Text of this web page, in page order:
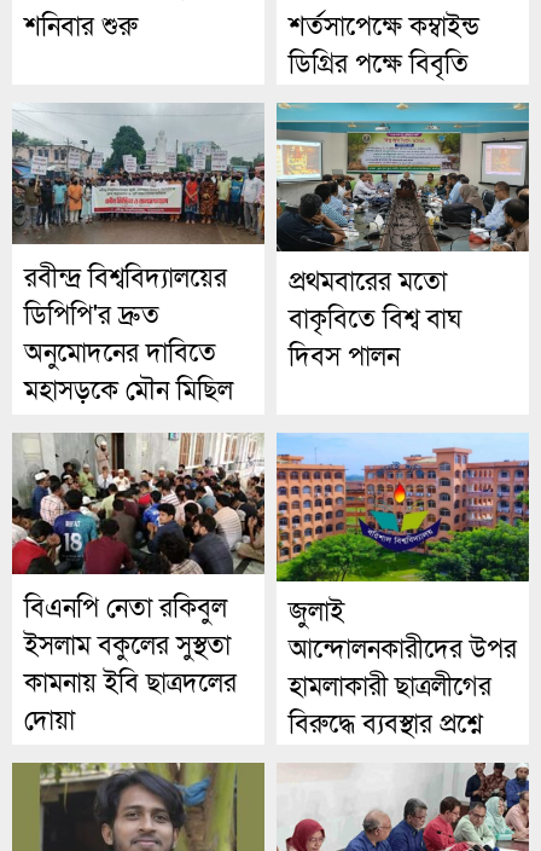
শনিবার শুরু
শর্তসাপেক্ষে কম্বাইন্ড
ডিগ্রির পক্ষে বিবৃতি
রবীন্দ্র বিশ্ববিদ্যালয়ের
ডিপিপি'র দ্রুত
অনুমোদনের দাবিতে
মহাসড়কে মৌন মিছিল
ও জনসংযোগ
প্রথমবারের মতো
বাকৃবিতে বিশ্ব বাঘ
দিবস পালন
বিএনপি নেতা রকিবুল
ইসলাম বকুলের সুস্থতা
কামনায় ইবি ছাত্রদলের
দোয়া
জুলাই
আন্দোলনকারীদের উপর
হামলাকারী ছাত্রলীগের
বিরুদ্ধে ব্যবস্থার প্রশ্নে
উদাসীন ববি প্রশাসন